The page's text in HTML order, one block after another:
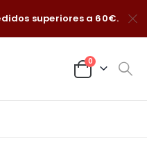
superiores a 60€.
0